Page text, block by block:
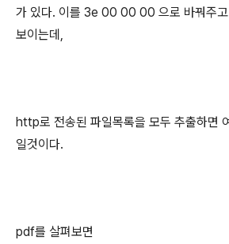
가 있다. 이를 3e 00 00 00 으로 바꿔주고
보이는데,
http로 전송된 파일목록을 모두 추출하면
일것이다.
pdf를 살펴보면